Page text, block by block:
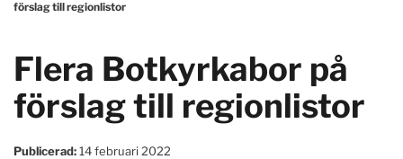
förslag till regionlistor
Flera Botkyrkabor på
förslag till regionlistor
Publicerad:14 februari 2022